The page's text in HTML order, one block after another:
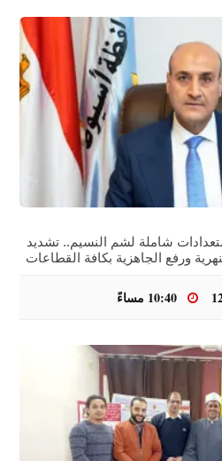
شاملة لشم النسيم.. تشديد
ورفع الجاهزية بكافة القطاعات